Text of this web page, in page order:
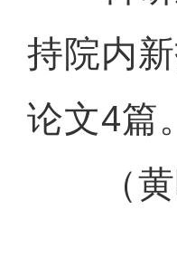
持院内
论文4篇。
（黄